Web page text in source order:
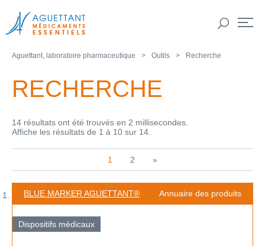
Aguettant, laboratoire pharmaceutique Outils Recherche
RECHERCHE
14 résultats ont été trouvés en 2 millisecondes.
Affiche les résultats de 1 à 10 sur 14.
1 2 »
BLUE MARKER AGUETTANT® Annuaire des produits
Dispositifs médicaux